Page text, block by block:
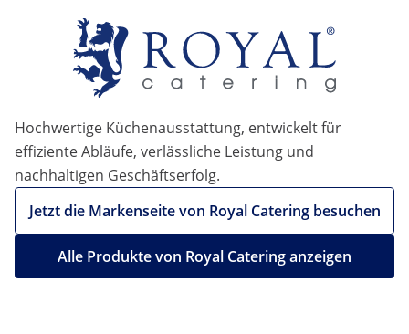
Hochwertige Küchenausstattung, entwickelt für
effiziente Abläufe, verlässliche Leistung und
nachhaltigen Geschäftserfolg.
Jetzt die Markenseite von Royal Catering besuchen
Alle Produkte von Royal Catering anzeigen